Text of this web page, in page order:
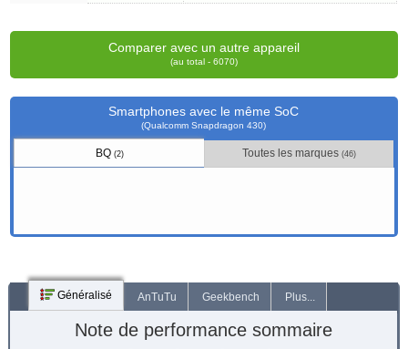
Comparer avec un autre appareil
(au total - 6070)
Smartphones avec le même SoC
(Qualcomm Snapdragon 430)
BQ (2) Toutes les marques(46)
Généralisé AnTuTu Geekbench Plus...
Note de performance sommaire